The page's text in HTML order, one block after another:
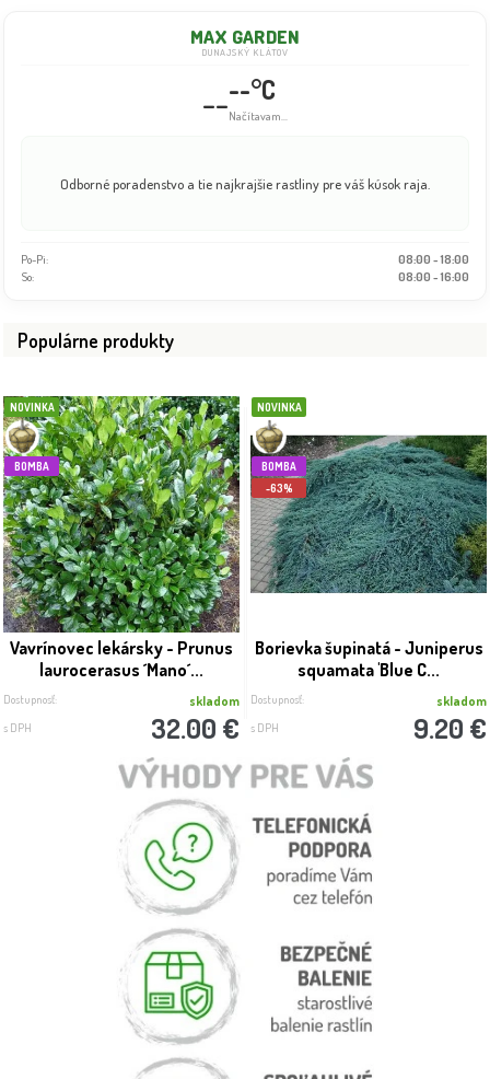
MAX GARDEN
DUNAJSKÝ KLÁTOV
----°C
Načítavam...
Odborné poradenstvo a tie najkrajšie rastliny pre váš kúsok raja.
Po-Pi:
08:00 - 18:00
So:
08:00 - 16:00
Populárne produkty
NOVINKA
BOMBA
Vavrínovec lekársky - Prunus
laurocerasus ´Mano´...
Dostupnosť: skladom
s DPH 32.00 €
NOVINKA
BOMBA
-63%
Borievka šupinatá - Juniperus
squamata 'Blue C...
Dostupnosť: skladom
s DPH 9.20 €